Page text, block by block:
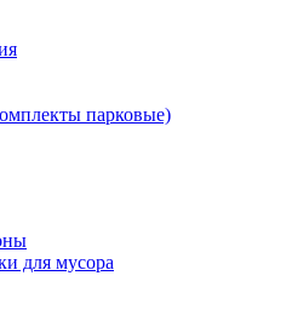
парковые)
для мусора